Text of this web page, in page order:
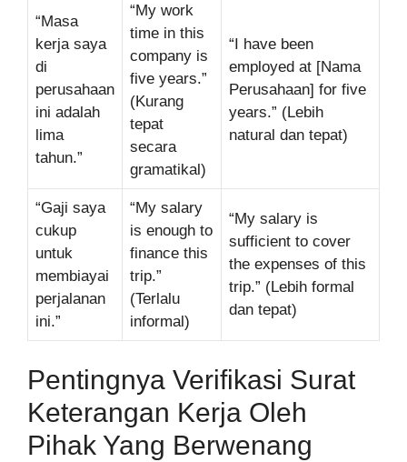
“Masa
kerja saya
di
perusahaan
ini adalah
lima
tahun.”
“My work
time in this
company is
five years.”
(Kurang
tepat
secara
gramatikal)
“I have been
employed at [Nama
Perusahaan] for five
years.” (Lebih
natural dan tepat)
“Gaji saya
cukup
untuk
membiayai
perjalanan
ini.”
“My salary
is enough to
finance this
trip.”
(Terlalu
informal)
“My salary is
sufficient to cover
the expenses of this
trip.” (Lebih formal
dan tepat)
Pentingnya Verifikasi Surat
Keterangan Kerja Oleh
Pihak Yang Berwenang